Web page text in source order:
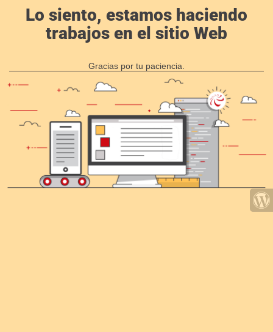
Lo siento, estamos haciendo
trabajos en el sitio Web
Gracias por tu paciencia.